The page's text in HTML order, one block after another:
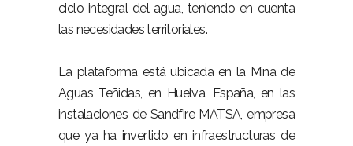
ciclo integral del agua, teniendo en cuenta
las necesidades territoriales.
La plataforma está ubicada en la Mina de
Aguas Teñidas, en Huelva, España, en las
instalaciones de Sandfire MATSA, empresa
que ya ha invertido en infraestructuras de